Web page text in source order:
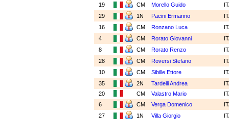
19
CM Morello Guido
29
1N Pacini Ermanno
16
CM Ronzano Luca
4
CM Rorato Giovanni
8
CM Rorato Renzo
28
CM Roversi Stefano
10
CM Sibille Ettore
35
2N Tardelli Andrea
20
CM Valastro Mario
6
CM Verga Domenico
27
1N Villa Giorgio